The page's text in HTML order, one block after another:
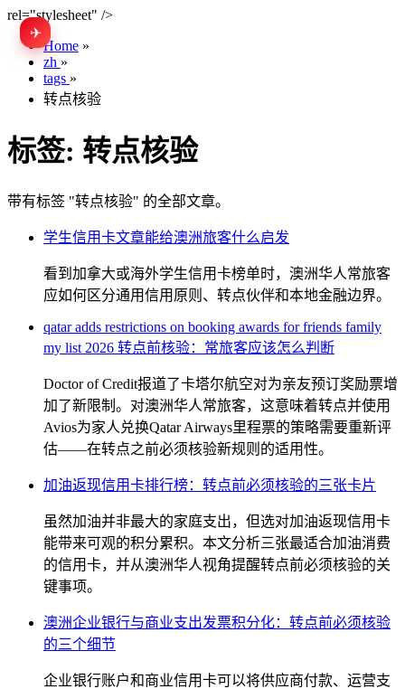
rel="stylesheet" />
✈
Home »
zh »
tags »
转点核验
标签: 转点核验
带有标签 "转点核验" 的全部文章。
学生信用卡文章能给澳洲旅客什么启发
看到加拿大或海外学生信用卡榜单时，澳洲华人常旅客
应如何区分通用信用原则、转点伙伴和本地金融边界。
qatar adds restrictions on booking awards for friends family
my list 2026 转点前核验：常旅客应该怎么判断
Doctor of Credit报道了卡塔尔航空对为亲友预订奖励票增
加了新限制。对澳洲华人常旅客，这意味着转点并使用
Avios为家人兑换Qatar Airways里程票的策略需要重新评
估——在转点之前必须核验新规则的适用性。
加油返现信用卡排行榜：转点前必须核验的三张卡片
虽然加油并非最大的家庭支出，但选对加油返现信用卡
能带来可观的积分累积。本文分析三张最适合加油消费
的信用卡，并从澳洲华人视角提醒转点前必须核验的关
键事项。
澳洲企业银行与商业支出发票积分化：转点前必须核验
的三个细节
企业银行账户和商业信用卡可以将供应商付款、运营支